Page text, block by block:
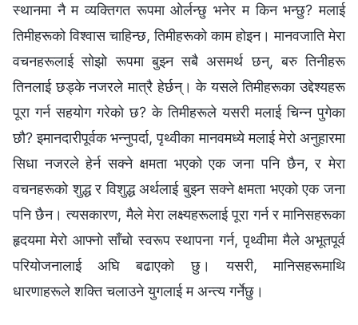
स्थानमा नै म व्यक्तिगत रूपमा ओर्लन्छु भनेर म किन भन्छु? मलाई
तिमीहरूको विश्‍वास चाहिन्छ, तिमीहरूको काम होइन। मानवजाति मेरा
वचनहरूलाई सोझो रूपमा बुझ्‍न सबै असमर्थ छन्, बरु तिनीहरू
तिनलाई छड्के नजरले मात्रै हेर्छन्। के यसले तिमीहरूका उद्देश्यहरू
पूरा गर्न सहयोग गरेको छ? के तिमीहरूले यसरी मलाई चिन्‍न पुगेका
छौ? इमानदारीपूर्वक भन्‍नुपर्दा, पृथ्वीका मानवमध्ये मलाई मेरो अनुहारमा
सिधा नजरले हेर्न सक्‍ने क्षमता भएको एक जना पनि छैन, र मेरा
वचनहरूको शुद्ध र विशुद्ध अर्थलाई बुझ्‍न सक्‍ने क्षमता भएको एक जना
पनि छैन। त्यसकारण, मैले मेरा लक्ष्यहरूलाई पूरा गर्न र मानिसहरूका
हृदयमा मेरो आफ्‍नो साँचो स्वरूप स्थापना गर्न, पृथ्वीमा मैले अभूतपूर्व
परियोजनालाई अघि बढाएको छु। यसरी, मानिसहरूमाथि
धारणाहरूले शक्ति चलाउने युगलाई म अन्त्य गर्नेछु।